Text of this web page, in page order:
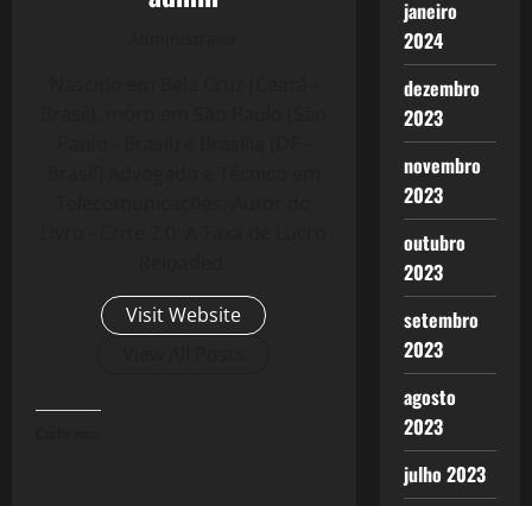
Visit Website
janeiro
2024
dezembro
2023
novembro
2023
outubro
2023
setembro
2023
agosto
2023
julho 2023